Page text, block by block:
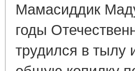
Мамасиддик
годы
трудился в тылу